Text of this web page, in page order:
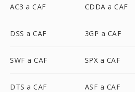
AC3 a CAF CDDA a CAF
DSS a CAF 3GP a CAF
SWF a CAF SPX a CAF
DTS a CAF ASF a CAF